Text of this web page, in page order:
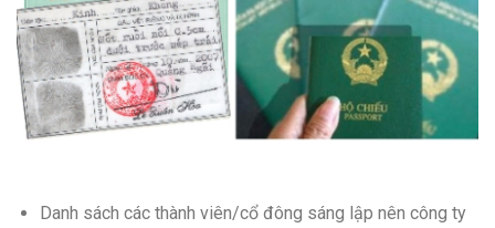
Danh sách các thành viên/cổ đông sáng lập nên công ty